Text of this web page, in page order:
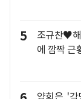
5
조규찬♥해
에 깜짝 근